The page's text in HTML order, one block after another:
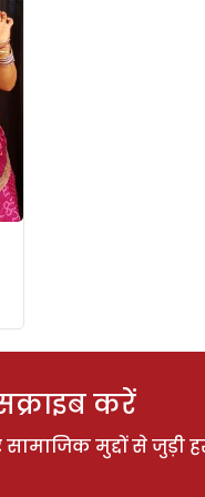
करें
मुद्दों से जुड़ी